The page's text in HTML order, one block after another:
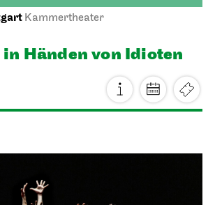
Kammertheater
Händen von Idioten